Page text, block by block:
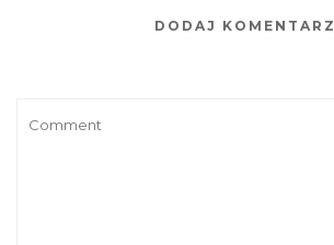
DODAJ KOMENTARZ